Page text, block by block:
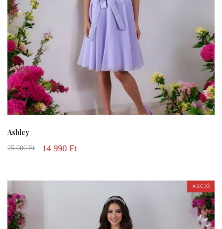
Ashley
25 000Ft 14 990 Ft
AKCIÓ